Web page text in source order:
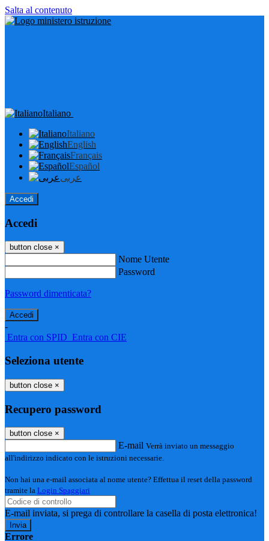
Salta al contenuto
Italiano
Italiano
English
Français
Español
عربى
Accedi
Accedi
button close ×
Nome Utente
Password
Password dimenticata?
-
Entra con SPID Entra con CIE
Seleziona utente
button close ×
Recupero password
button close ×
E-mail Verrà inviato un messaggio
all'indirizzo indicato con le istruzioni necessarie.
Non hai una e-mail associata al nome utente? Effettua il reset della password
tramite la Login Spaggiari
E-mail inviata, si prega di controllare la casella di posta elettronica!
Errore